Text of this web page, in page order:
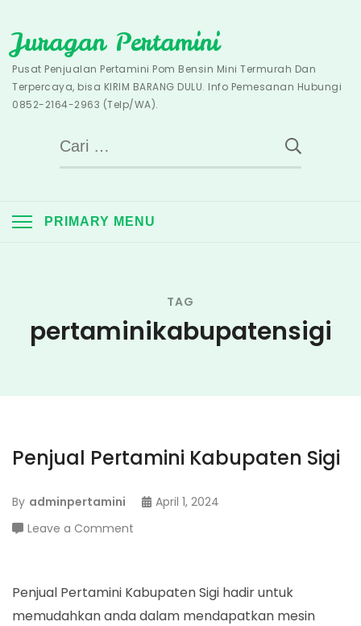
to
content
Juragan Pertamini
Pusat Penjualan Pertamini Pom Bensin Mini Termurah Dan
Terpercaya, bisa KIRIM BARANG DULU. Info Pemesanan Hubungi
0852-2164-2963 (Telp/WA).
Cari
untuk:
PRIMARY MENU
TAG
pertaminikabupatensigi
Penjual Pertamini Kabupaten Sigi
By adminpertamini
April 1, 2024
Leave a Comment
Kabupaten
Sigi
Penjual Pertamini Kabupaten Sigi hadir untuk
memudahkan anda dalam mendapatkan mesin